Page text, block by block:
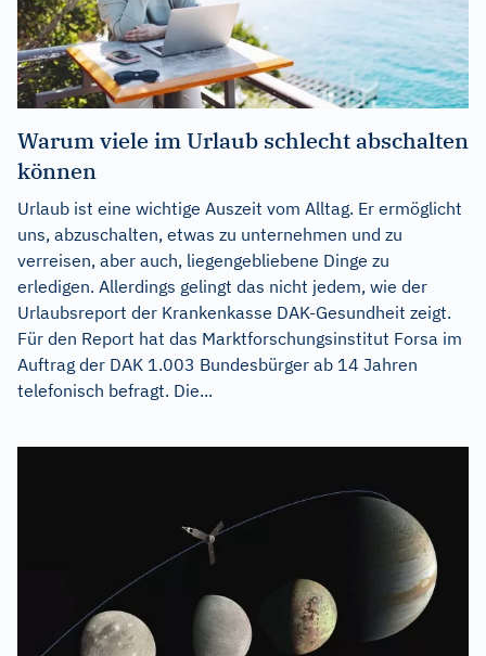
Warum viele im Urlaub schlecht abschalten
können
Urlaub ist eine wichtige Auszeit vom Alltag. Er ermöglicht
uns, abzuschalten, etwas zu unternehmen und zu
verreisen, aber auch, liegengebliebene Dinge zu
erledigen. Allerdings gelingt das nicht jedem, wie der
Urlaubsreport der Krankenkasse DAK-Gesundheit zeigt.
Für den Report hat das Marktforschungsinstitut Forsa im
Auftrag der DAK 1.003 Bundesbürger ab 14 Jahren
telefonisch befragt. Die...